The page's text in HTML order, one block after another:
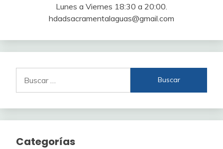
Lunes a Viernes 18:30 a 20:00.
hdadsacramentalaguas@gmail.com
Categorías